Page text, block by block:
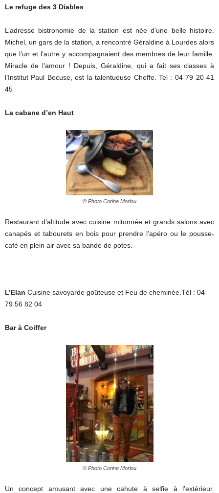
Le refuge des 3 Diables
L’adresse bistronomie de la station est née d’une belle histoire.
Michel, un gars de la station, a rencontré Géraldine à Lourdes alors
que l’un et l’autre y accompagnaient des membres de leur famille.
Miracle de l’amour ! Depuis, Géraldine, qui a fait ses classes à
l’Institut Paul Bocuse, est la talentueuse Cheffe. Tel : 04 79 20 41
45
La cabane d’en Haut
© Photo Corine Moriou
Restaurant d’altitude avec cuisine mitonnée et grands salons avec
canapés et tabourets en bois pour prendre l’apéro ou le pousse-
café en plein air avec sa bande de potes.
L’Elan Cuisine savoyarde goûteuse et Feu de cheminée.Tél : 04
79 56 82 04
Bar à Coiffer
© Photo Corine Moriou
Un concept amusant avec une cahute à selfie à l’extérieur.